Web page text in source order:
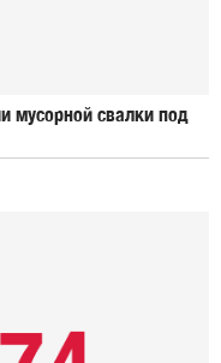
мусорной свалки под